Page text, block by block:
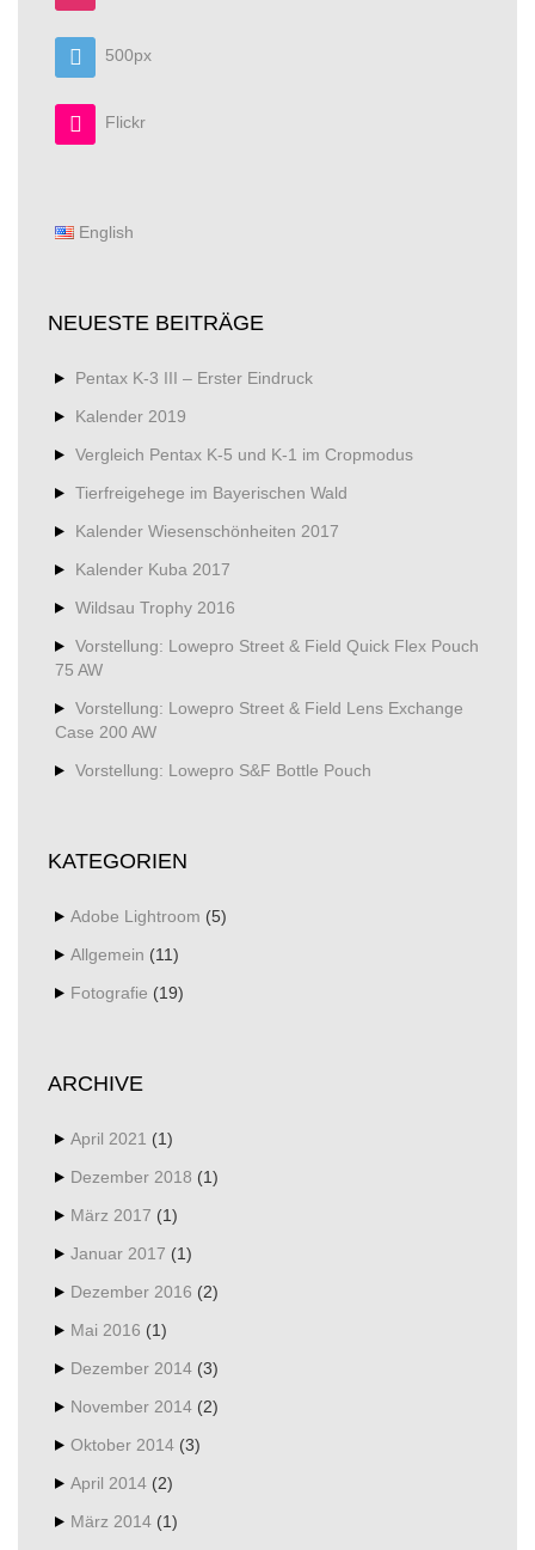
500px
Flickr
English
NEUESTE BEITRÄGE
Pentax K-3 III – Erster Eindruck
Kalender 2019
Vergleich Pentax K-5 und K-1 im Cropmodus
Tierfreigehege im Bayerischen Wald
Kalender Wiesenschönheiten 2017
Kalender Kuba 2017
Wildsau Trophy 2016
Vorstellung: Lowepro Street & Field Quick Flex Pouch
75 AW
Vorstellung: Lowepro Street & Field Lens Exchange
Case 200 AW
Vorstellung: Lowepro S&F Bottle Pouch
KATEGORIEN
Adobe Lightroom (5)
Allgemein (11)
Fotografie (19)
ARCHIVE
April 2021 (1)
Dezember 2018 (1)
März 2017 (1)
Januar 2017 (1)
Dezember 2016 (2)
Mai 2016 (1)
Dezember 2014 (3)
November 2014 (2)
Oktober 2014 (3)
April 2014 (2)
März 2014 (1)